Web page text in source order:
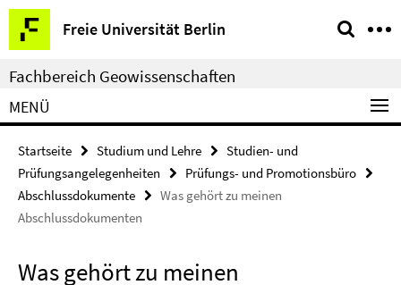
Springe
direkt
zu
Inhalt
Freie Universität Berlin
Service-
Navigation
Fachbereich Geowissenschaften
MENÜ
Startseite Studium und Lehre
Studien- und
Prüfungsangelegenheiten
Prüfungs- und Promotionsbüro
Abschlussdokumente
Was gehört zu meinen
Abschlussdokumenten
Was gehört zu meinen